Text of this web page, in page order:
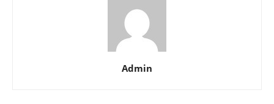
Admin